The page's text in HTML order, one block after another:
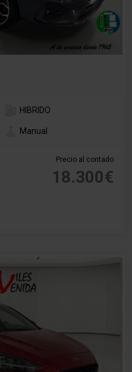
HIBRIDO
Manual
Precio al contado
18.300€